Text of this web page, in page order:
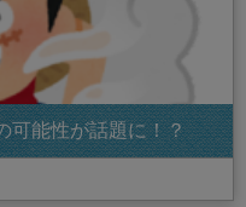
可能性が話題に！？